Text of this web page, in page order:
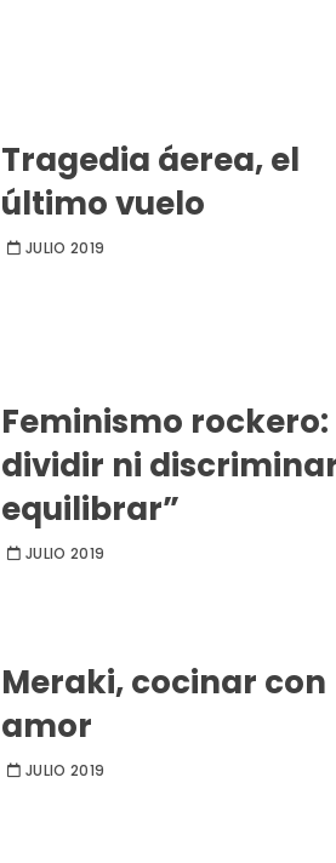
Tragedia áerea, el
último vuelo
JULIO 2019
Feminismo rockero:
dividir ni
equilibrar”
JULIO 2019
Meraki, cocinar con
amor
JULIO 2019